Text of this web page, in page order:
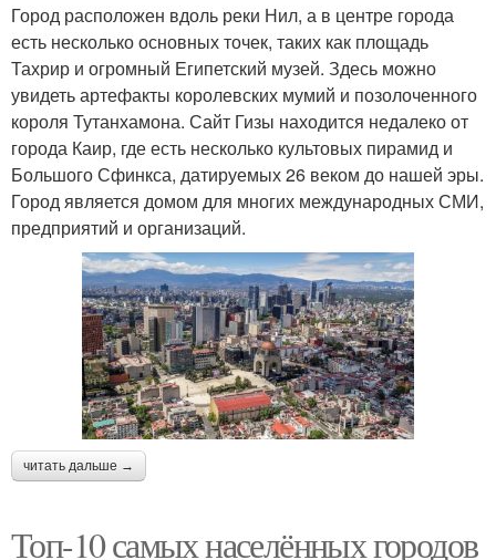
Город расположен вдоль реки Нил, а в центре города
есть несколько основных точек, таких как площадь
Тахрир и огромный Египетский музей. Здесь можно
увидеть артефакты королевских мумий и позолоченного
короля Тутанхамона. Сайт Гизы находится недалеко от
города Каир, где есть несколько культовых пирамид и
Большого Сфинкса, датируемых 26 веком до нашей эры.
Город является домом для многих международных СМИ,
предприятий и организаций.
читать дальше →
Топ-10 самых населённых городов